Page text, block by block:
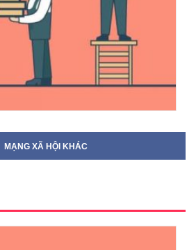
MẠNG XÃ HỘI KHÁC